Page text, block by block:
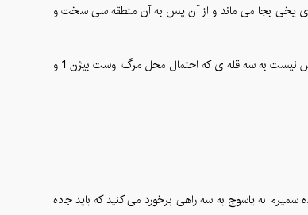
های یخی بجا می ماند و از آن پس به آن منطقه سی سخت و
بیژن نیز که در گردنه از دلاوران همراه خود جدا شده بود به سوی ارتفاعات دنا می رود و در بین راه جان به جان آفرین تسیلم می کند. از آنجا که محل دقیق مرگ او مشخص نیست به سه قله ی که احتمال محل مرگ اوست بیژن 1 و
به یاسوج به سه راهی برخورد می کنید که باید جاده